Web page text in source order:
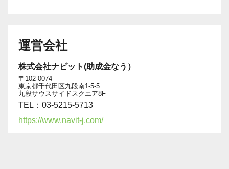
運営会社
株式会社ナビット(助成金なう）
〒102-0074
東京都千代田区九段南1-5-5
九段サウスサイドスクエア8F
TEL：03-5215-5713
https://www.navit-j.com/